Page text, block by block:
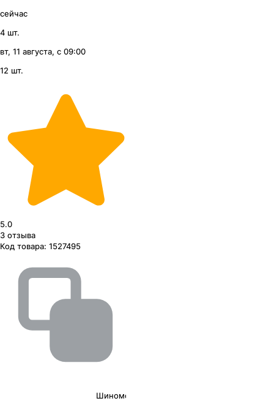
сейчас
4 шт.
вт, 11 августа, с 09:00
12 шт.
5.0
3 отзыва
Код товара: 1527495
Шиномонтаж